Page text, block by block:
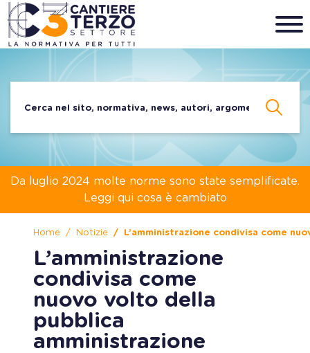
Da luglio 2024 molte norme sono state semplificate.
Leggi qui cosa è cambiato
Home Notizie L’amministrazione condivisa come
L’amministrazione
condivisa come
nuovo volto della
pubblica
amministrazione